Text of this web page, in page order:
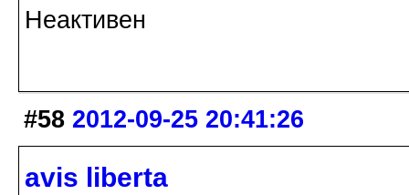
Неактивен
#58 2012-09-25 20:41:26
avis libertа